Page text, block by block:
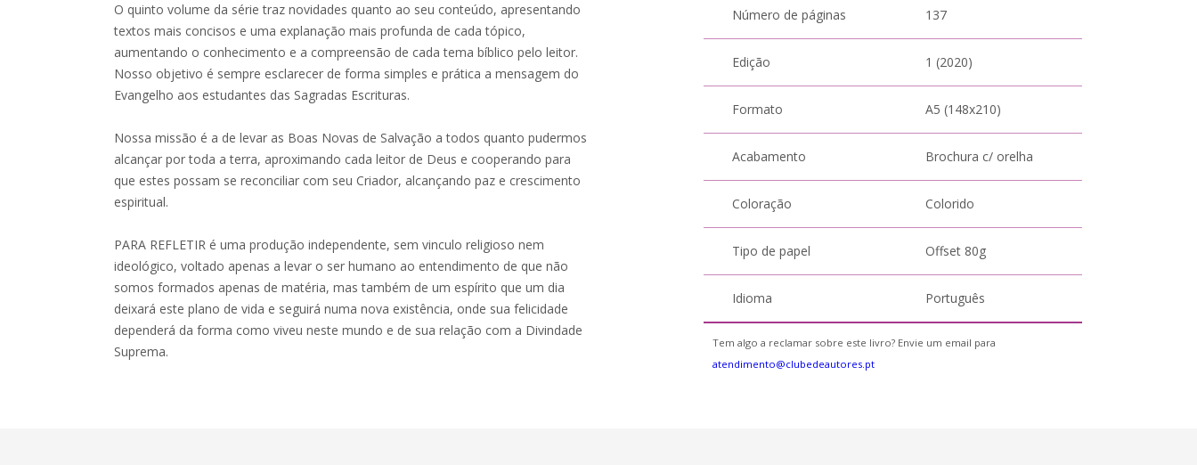
O quinto volume da série traz novidades quanto ao seu conteúdo, apresentando
textos mais concisos e uma explanação mais profunda de cada tópico,
aumentando o conhecimento e a compreensão de cada tema bíblico pelo leitor.
Nosso objetivo é sempre esclarecer de forma simples e prática a mensagem do
Evangelho aos estudantes das Sagradas Escrituras.
Nossa missão é a de levar as Boas Novas de Salvação a todos quanto pudermos
alcançar por toda a terra, aproximando cada leitor de Deus e cooperando para
que estes possam se reconciliar com seu Criador, alcançando paz e crescimento
espiritual.
PARA REFLETIR é uma produção independente, sem vinculo religioso nem
ideológico, voltado apenas a levar o ser humano ao entendimento de que não
somos formados apenas de matéria, mas também de um espírito que um dia
deixará este plano de vida e seguirá numa nova existência, onde sua felicidade
dependerá da forma como viveu neste mundo e de sua relação com a Divindade
Suprema.
Número de páginas 137
Edição 1 (2020)
Formato A5 (148x210)
Acabamento Brochura c/ orelha
Coloração Colorido
Tipo de papel Offset 80g
Idioma Português
Tem algo a reclamar sobre este livro? Envie um email para
atendimento@clubedeautores.pt